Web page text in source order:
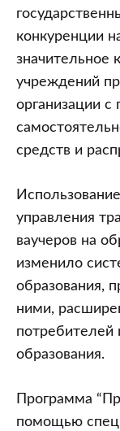
конкуренции
значительное
учреждений
организации с
средств и
управления
ваучеров на
изменило
образования,
ними,
потребителей
образования.
Программа
помощью